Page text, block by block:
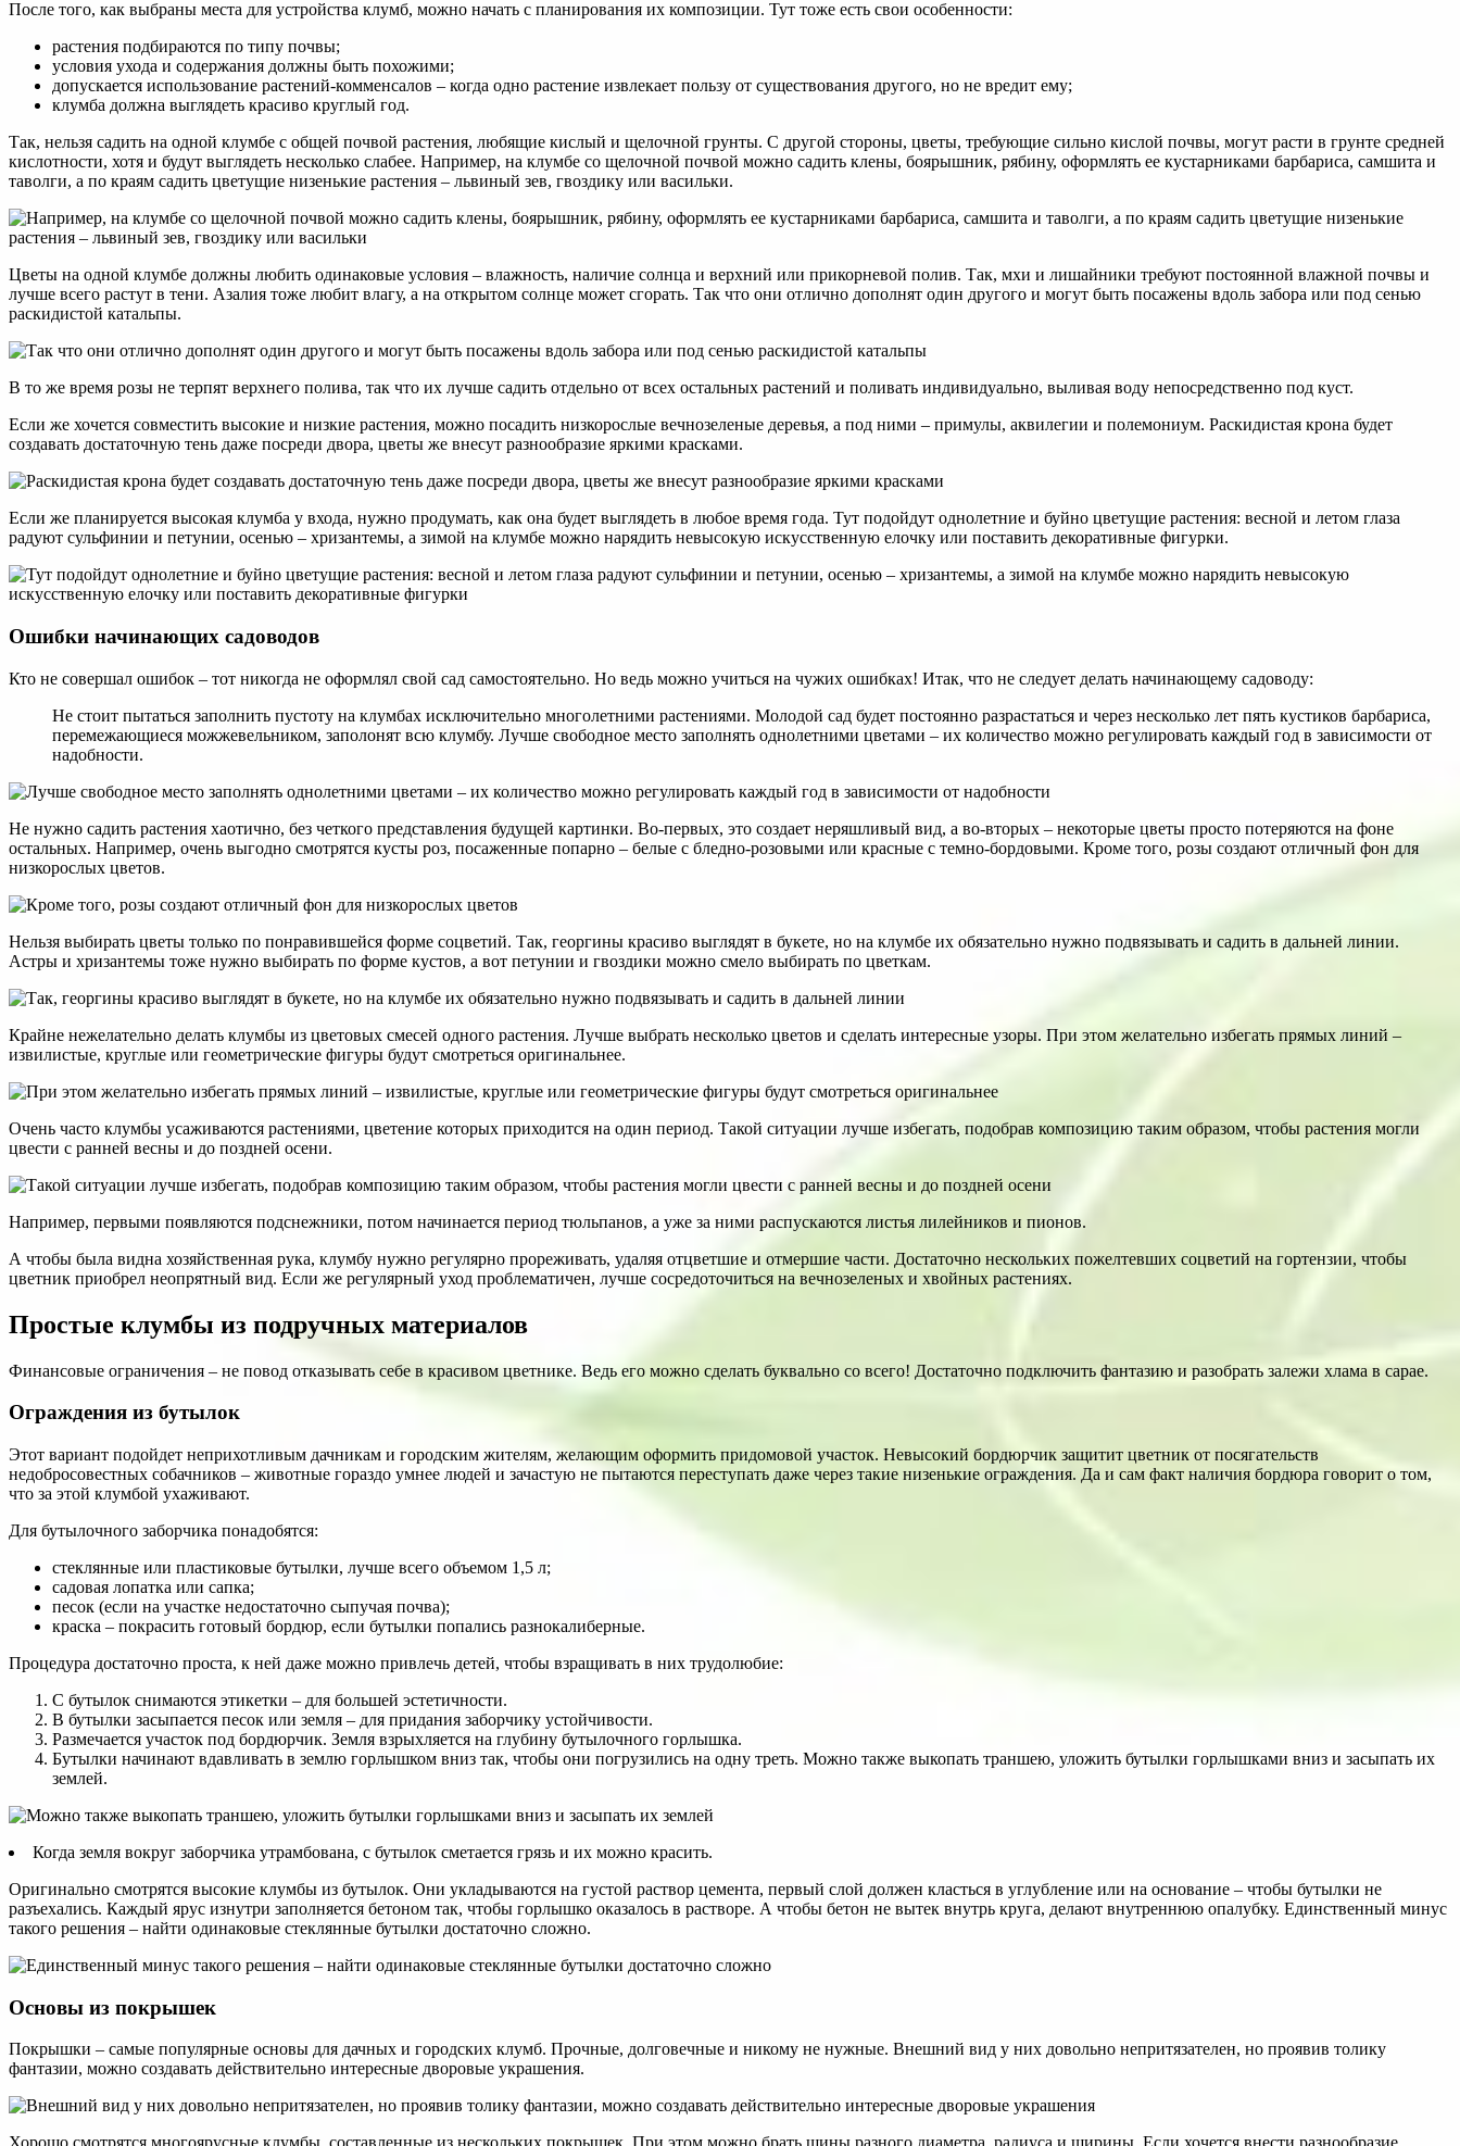
После того, как выбраны места для устройства клумб, можно начать с планирования их композиции. Тут тоже есть свои особенности:
растения подбираются по типу почвы;
условия ухода и содержания должны быть похожими;
допускается использование растений-комменсалов – когда одно растение извлекает пользу от существования другого, но не вредит ему;
клумба должна выглядеть красиво круглый год.
Так, нельзя садить на одной клумбе с общей почвой растения, любящие кислый и щелочной грунты. С другой стороны, цветы, требующие сильно кислой почвы, могут расти в грунте средней
кислотности, хотя и будут выглядеть несколько слабее. Например, на клумбе со щелочной почвой можно садить клены, боярышник, рябину, оформлять ее кустарниками барбариса, самшита и
таволги, а по краям садить цветущие низенькие растения – львиный зев, гвоздику или васильки.
Цветы на одной клумбе должны любить одинаковые условия – влажность, наличие солнца и верхний или прикорневой полив. Так, мхи и лишайники требуют постоянной влажной почвы и
лучше всего растут в тени. Азалия тоже любит влагу, а на открытом солнце может сгорать. Так что они отлично дополнят один другого и могут быть посажены вдоль забора или под сенью
раскидистой катальпы.
В то же время розы не терпят верхнего полива, так что их лучше садить отдельно от всех остальных растений и поливать индивидуально, выливая воду непосредственно под куст.
Если же хочется совместить высокие и низкие растения, можно посадить низкорослые вечнозеленые деревья, а под ними – примулы, аквилегии и полемониум. Раскидистая крона будет
создавать достаточную тень даже посреди двора, цветы же внесут разнообразие яркими красками.
Если же планируется высокая клумба у входа, нужно продумать, как она будет выглядеть в любое время года. Тут подойдут однолетние и буйно цветущие растения: весной и летом глаза
радуют сульфинии и петунии, осенью – хризантемы, а зимой на клумбе можно нарядить невысокую искусственную елочку или поставить декоративные фигурки.
Ошибки начинающих садоводов
Кто не совершал ошибок – тот никогда не оформлял свой сад самостоятельно. Но ведь можно учиться на чужих ошибках! Итак, что не следует делать начинающему садоводу:
Не стоит пытаться заполнить пустоту на клумбах исключительно многолетними растениями. Молодой сад будет постоянно разрастаться и через несколько лет пять кустиков барбариса,
перемежающиеся можжевельником, заполонят всю клумбу. Лучше свободное место заполнять однолетними цветами – их количество можно регулировать каждый год в зависимости от
надобности.
Не нужно садить растения хаотично, без четкого представления будущей картинки. Во-первых, это создает неряшливый вид, а во-вторых – некоторые цветы просто потеряются на фоне
остальных. Например, очень выгодно смотрятся кусты роз, посаженные попарно – белые с бледно-розовыми или красные с темно-бордовыми. Кроме того, розы создают отличный фон для
низкорослых цветов.
Нельзя выбирать цветы только по понравившейся форме соцветий. Так, георгины красиво выглядят в букете, но на клумбе их обязательно нужно подвязывать и садить в дальней линии.
Астры и хризантемы тоже нужно выбирать по форме кустов, а вот петунии и гвоздики можно смело выбирать по цветкам.
Крайне нежелательно делать клумбы из цветовых смесей одного растения. Лучше выбрать несколько цветов и сделать интересные узоры. При этом желательно избегать прямых линий –
извилистые, круглые или геометрические фигуры будут смотреться оригинальнее.
Очень часто клумбы усаживаются растениями, цветение которых приходится на один период. Такой ситуации лучше избегать, подобрав композицию таким образом, чтобы растения могли
цвести с ранней весны и до поздней осени.
Например, первыми появляются подснежники, потом начинается период тюльпанов, а уже за ними распускаются листья лилейников и пионов.
А чтобы была видна хозяйственная рука, клумбу нужно регулярно прореживать, удаляя отцветшие и отмершие части. Достаточно нескольких пожелтевших соцветий на гортензии, чтобы
цветник приобрел неопрятный вид. Если же регулярный уход проблематичен, лучше сосредоточиться на вечнозеленых и хвойных растениях.
Простые клумбы из подручных материалов
Финансовые ограничения – не повод отказывать себе в красивом цветнике. Ведь его можно сделать буквально со всего! Достаточно подключить фантазию и разобрать залежи хлама в сарае.
Ограждения из бутылок
Этот вариант подойдет неприхотливым дачникам и городским жителям, желающим оформить придомовой участок. Невысокий бордюрчик защитит цветник от посягательств
недобросовестных собачников – животные гораздо умнее людей и зачастую не пытаются переступать даже через такие низенькие ограждения. Да и сам факт наличия бордюра говорит о том,
что за этой клумбой ухаживают.
Для бутылочного заборчика понадобятся:
стеклянные или пластиковые бутылки, лучше всего объемом 1,5 л;
садовая лопатка или сапка;
песок (если на участке недостаточно сыпучая почва);
краска – покрасить готовый бордюр, если бутылки попались разнокалиберные.
Процедура достаточно проста, к ней даже можно привлечь детей, чтобы взращивать в них трудолюбие:
С бутылок снимаются этикетки – для большей эстетичности.
В бутылки засыпается песок или земля – для придания заборчику устойчивости.
Размечается участок под бордюрчик. Земля взрыхляется на глубину бутылочного горлышка.
Бутылки начинают вдавливать в землю горлышком вниз так, чтобы они погрузились на одну треть. Можно также выкопать траншею, уложить бутылки горлышками вниз и засыпать их
землей.
Когда земля вокруг заборчика утрамбована, с бутылок сметается грязь и их можно красить.
Оригинально смотрятся высокие клумбы из бутылок. Они укладываются на густой раствор цемента, первый слой должен класться в углубление или на основание – чтобы бутылки не
разъехались. Каждый ярус изнутри заполняется бетоном так, чтобы горлышко оказалось в растворе. А чтобы бетон не вытек внутрь круга, делают внутреннюю опалубку. Единственный минус
такого решения – найти одинаковые стеклянные бутылки достаточно сложно.
Основы из покрышек
Покрышки – самые популярные основы для дачных и городских клумб. Прочные, долговечные и никому не нужные. Внешний вид у них довольно непритязателен, но проявив толику
фантазии, можно создавать действительно интересные дворовые украшения.